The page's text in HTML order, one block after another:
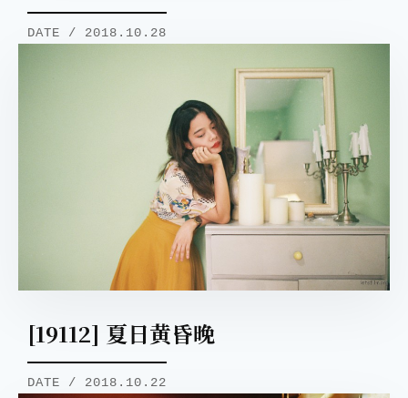
DATE / 2018.10.28
[19112] 夏日黄昏晚
DATE / 2018.10.22